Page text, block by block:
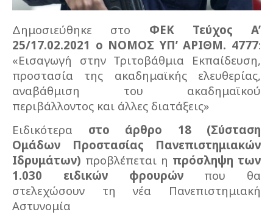
Δημοσιεύθηκε στο ΦΕΚ Τεύχος A’
25/17.02.2021 ο ΝΟΜΟΣ ΥΠ’ ΑΡΙΘΜ. 4777:
«Εισαγωγή στην Τριτοβάθμια Εκπαίδευση,
προστασία της ακαδημαϊκής ελευθερίας,
αναβάθμιση του ακαδημαϊκού
περιβάλλοντος και άλλες διατάξεις»
Ειδικότερα στο άρθρο 18 (Σύσταση
Ομάδων Προστασίας Πανεπιστημιακών
Ιδρυμάτων) προβλέπεται η πρόσληψη των
1.030 ειδικών φρουρώνπου θα
στελεχώσουν τη νέα Πανεπιστημιακή
Αστυνομία